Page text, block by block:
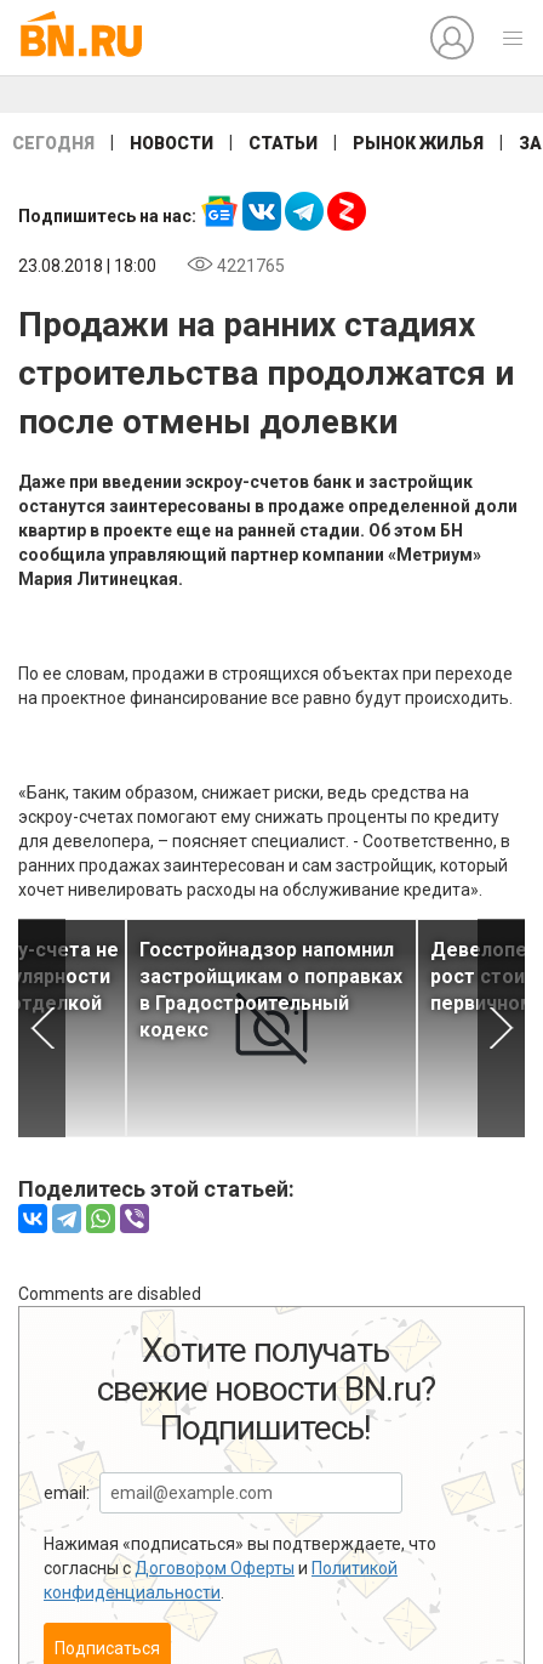
СЕГОДНЯ НОВОСТИ СТАТЬИ РЫНОК ЖИЛЬЯ
Подпишитесь на нас:
23.08.2018 | 18:00 4221765
Продажи на ранних стадиях
строительства продолжатся и
после отмены долевки
Даже при введении эскроу-счетов банк и застройщик
останутся заинтересованы в продаже определенной доли
квартир в проекте еще на ранней стадии. Об этом БН
сообщила управляющий партнер компании «Метриум»
Мария Литинецкая.
По ее словам, продажи в строящихся объектах при переходе
на проектное финансирование все равно будут происходить.
«Банк, таким образом, снижает риски, ведь средства на
эскроу-счетах помогают ему снижать проценты по кредиту
для девелопера, – поясняет специалист. - Соответственно, в
ранних продажах заинтересован и сам застройщик, который
хочет нивелировать расходы на обслуживание кредита».
счета не
отделкой
Госстройнадзор напомнил
застройщикам о поправках
в Градостроительный
кодекс
рост
первичном
Поделитесь этой статьей:
Comments are disabled
Хотите получать
свежие новости BN.ru?
Подпишитесь!
email:
Нажимая «подписаться» вы подтверждаете, что
согласны сДоговором Оферты и Политикой
конфиденциальности
Подписаться